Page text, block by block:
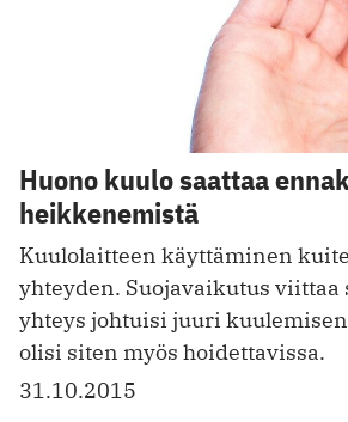
Huono kuulo saattaa
heikkenemistä
Kuulolaitteen käyttäminen
yhteyden. Suojavaikutus viittaa
yhteys johtuisi juuri
olisi siten myös hoidettavissa.
31.10.2015